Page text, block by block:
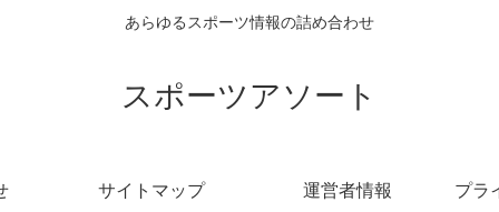
あらゆるスポーツ情報の詰め合わせ
スポーツアソート
サイトマップ 運営者情報 プラ